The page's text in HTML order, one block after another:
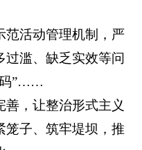
范活动管理机制，严
过滥、缺乏实效等问
码”……
善，让整治形式主义
笼子、筑牢堤坝，推